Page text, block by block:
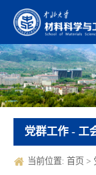
党群工作 - 工
当前位置: 首页 >